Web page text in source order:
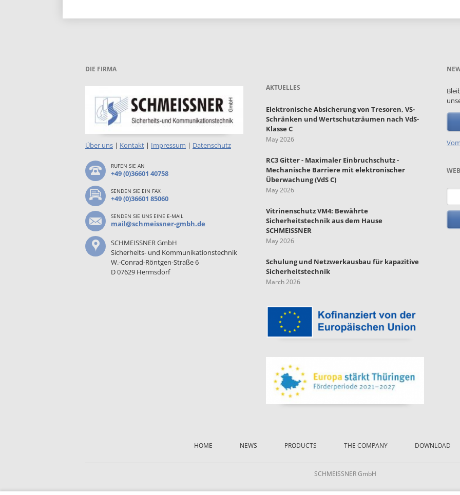
DIE FIRMA
Über uns | Kontakt | Impressum | Datenschutz
RUFEN SIE AN
+49 (0)36601 40758
SENDEN SIE EIN FAX
+49 (0)36601 85060
SENDEN SIE UNS EINE E-MAIL
mail@schmeissner-gmbh.de
SCHMEISSNER GmbH
Sicherheits- und Kommunikationstechnik
W.-Conrad-Röntgen-Straße 6
D 07629 Hermsdorf
AKTUELLES
Elektronische Absicherung von Tresoren, VS-
Schränken und Wertschutzräumen nach VdS-
Klasse C
May 2026
RC3 Gitter - Maximaler Einbruchschutz -
Mechanische Barriere mit elektronischer
Überwachung (VdS C)
May 2026
Vitrinenschutz VM4: Bewährte
Sicherheitstechnik aus dem Hause
SCHMEISSNER
May 2026
Schulung und Netzwerkausbau für kapazitive
Sicherheitstechnik
March 2026
HOME NEWS PRODUCTS THE COMPANY DOWNLOAD
SCHMEISSNER GmbH